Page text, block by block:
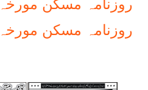
روزنامہ مسکن مورخہ09 اپریل 2026
روزنامہ مسکن مورخہ08 اپریل 2026